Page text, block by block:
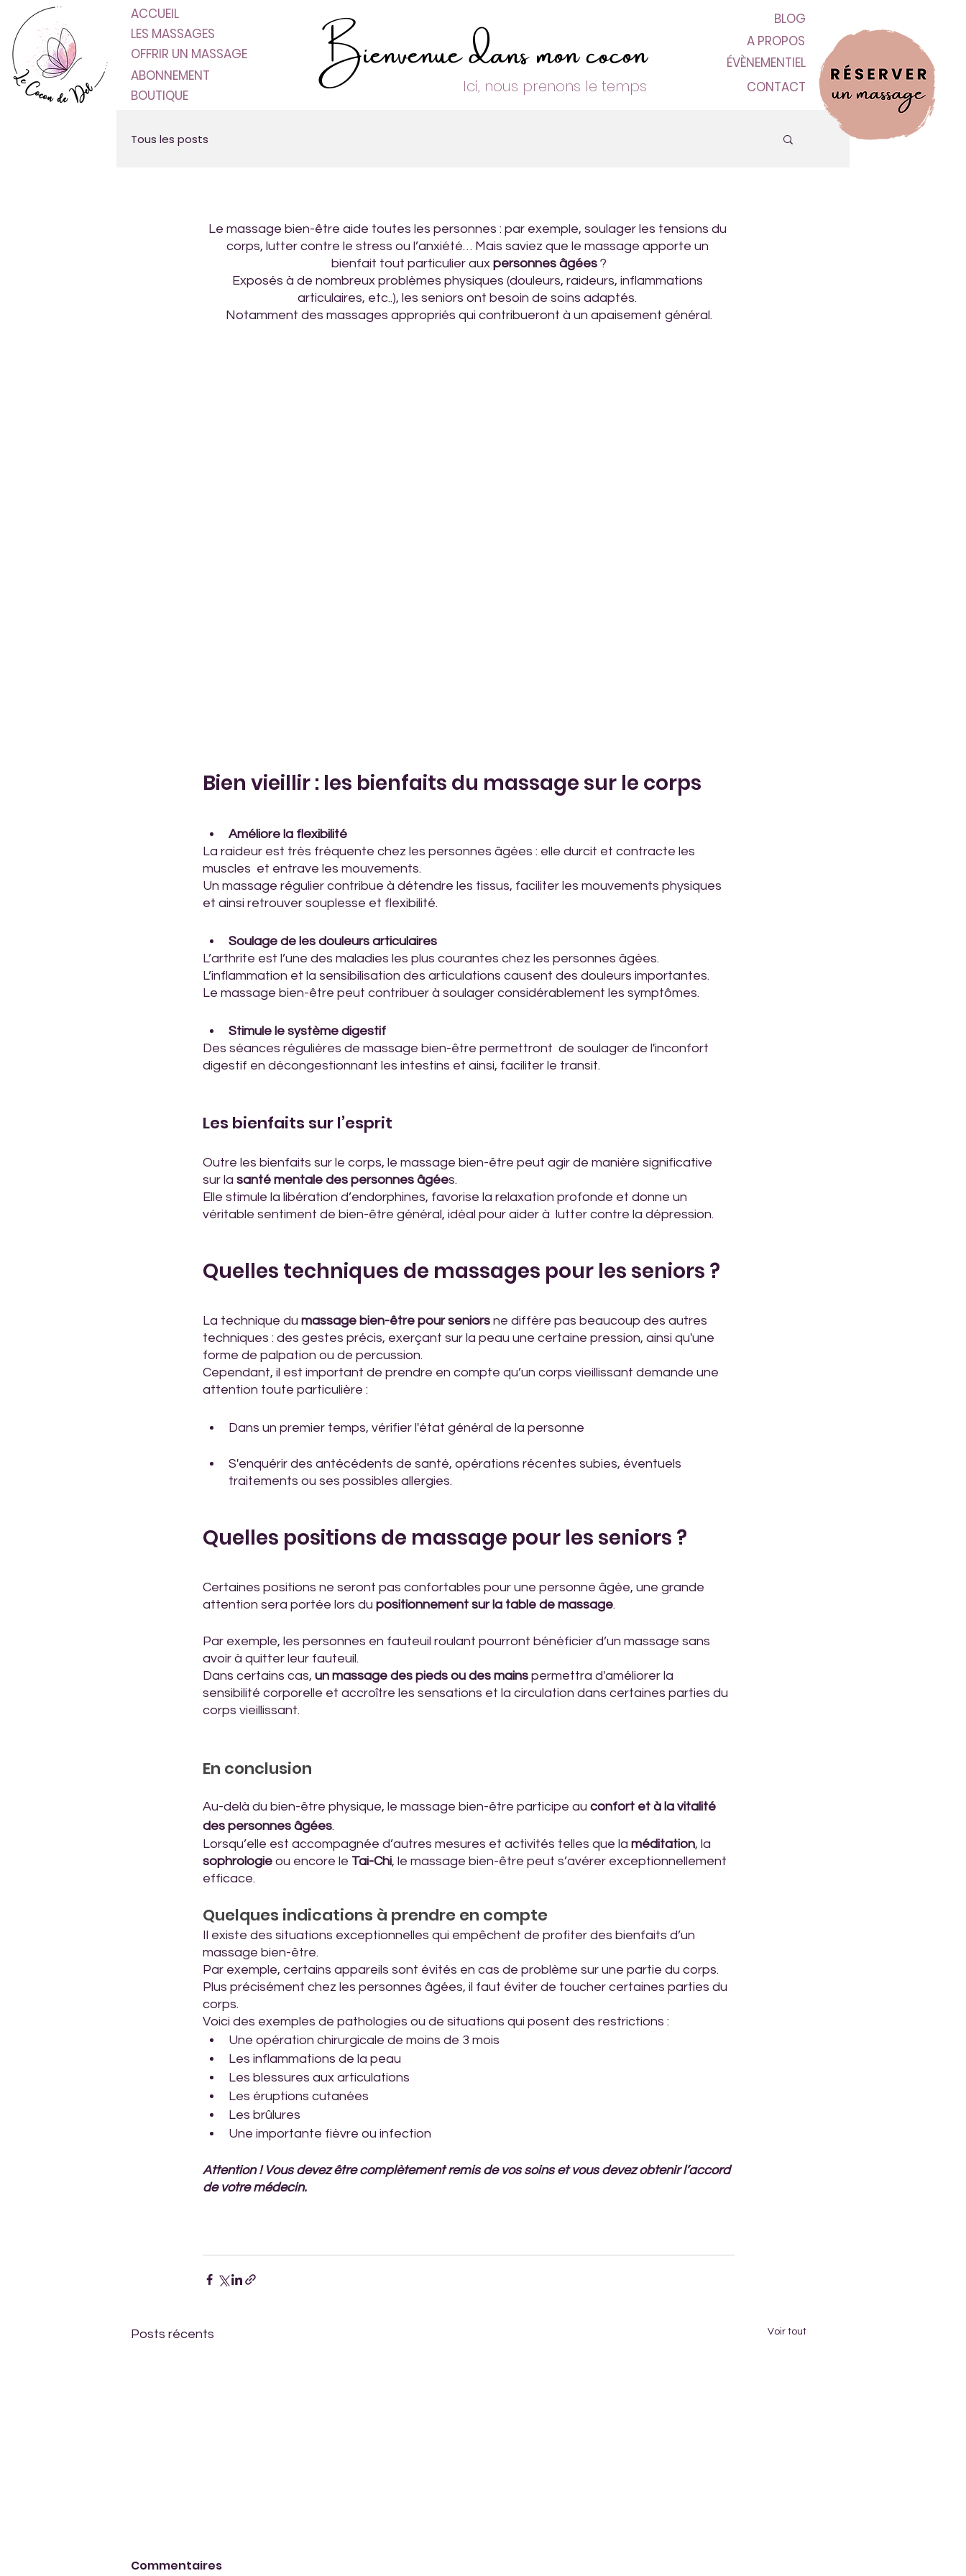
ACCUEIL
LES MASSAGES
OFFRIR UN MASSAGE
ABONNEMENT
BOUTIQUE
Bienvenue dans mon cocon
Ici, nous prenons le temps
BLOG
A PROPOS
ÉVÈNEMENTIEL
CONTACT
Tous les posts
Le massage bien-être aide toutes les personnes : par exemple, soulager les tensions du
corps, lutter contre le stress ou l’anxiété… Mais saviez que le massage apporte un
bienfait tout particulier aux personnes âgées ?
Exposés à de nombreux problèmes physiques (douleurs, raideurs, inflammations
articulaires, etc..), les seniors ont besoin de soins adaptés.
Notamment des massages appropriés qui contribueront à un apaisement général.
Bien vieillir : les bienfaits du massage sur le corps
Améliore la flexibilité
La raideur est très fréquente chez les personnes âgées : elle durcit et contracte les
muscles  et entrave les mouvements.
Un massage régulier contribue à détendre les tissus, faciliter les mouvements physiques
et ainsi retrouver souplesse et flexibilité.
Soulage de les douleurs articulaires
L’arthrite est l’une des maladies les plus courantes chez les personnes âgées.
L’inflammation et la sensibilisation des articulations causent des douleurs importantes.
Le massage bien-être peut contribuer à soulager considérablement les symptômes.
Stimule le système digestif
Des séances régulières de massage bien-être permettront  de soulager de l'inconfort
digestif en décongestionnant les intestins et ainsi, faciliter le transit.
Les bienfaits sur l’esprit
Outre les bienfaits sur le corps, le massage bien-être peut agir de manière significative
sur la santé mentale des personnes âgées.
Elle stimule la libération d’endorphines, favorise la relaxation profonde et donne un
véritable sentiment de bien-être général, idéal pour aider à  lutter contre la dépression.
Quelles techniques de massages pour les seniors ?
La technique du massage bien-être pour seniors ne diffère pas beaucoup des autres
techniques : des gestes précis, exerçant sur la peau une certaine pression, ainsi qu'une
forme de palpation ou de percussion.
Cependant, il est important de prendre en compte qu’un corps vieillissant demande une
attention toute particulière :
Dans un premier temps, vérifier l'état général de la personne
S'enquérir des antécédents de santé, opérations récentes subies, éventuels
traitements ou ses possibles allergies.
Quelles positions de massage pour les seniors ?
Certaines positions ne seront pas confortables pour une personne âgée, une grande
attention sera portée lors du positionnement sur la table de massage.
Par exemple, les personnes en fauteuil roulant pourront bénéficier d’un massage sans
avoir à quitter leur fauteuil.
Dans certains cas, un massage des pieds ou des mains permettra d'améliorer la
sensibilité corporelle et accroître les sensations et la circulation dans certaines parties du
corps vieillissant.
En conclusion
Au-delà du bien-être physique, le massage bien-être participe au confort et à la vitalité
des personnes âgées.
Lorsqu’elle est accompagnée d’autres mesures et activités telles que la méditation, la
sophrologie ou encore le Tai-Chi, le massage bien-être peut s’avérer exceptionnellement
efficace.
Quelques indications à prendre en compte
Il existe des situations exceptionnelles qui empêchent de profiter des bienfaits d’un
massage bien-être.
Par exemple, certains appareils sont évités en cas de problème sur une partie du corps.
Plus précisément chez les personnes âgées, il faut éviter de toucher certaines parties du
corps.
Voici des exemples de pathologies ou de situations qui posent des restrictions :
Une opération chirurgicale de moins de 3 mois
Les inflammations de la peau
Les blessures aux articulations
Les éruptions cutanées
Les brûlures
Une importante fièvre ou infection
Attention ! Vous devez être complètement remis de vos soins et vous devez obtenir l’accord
de votre médecin.
Posts récents Voir tout
Commentaires